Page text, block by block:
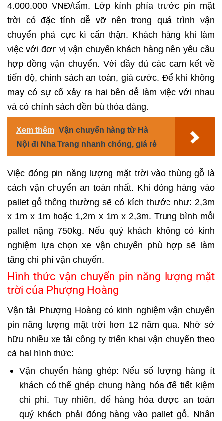
4.000.000 VNĐ/tấm. Lớp kính phía trước pin mặt
trời có đặc tính dễ vỡ nên trong quá trình vận
chuyển phải cực kì cẩn thận. Khách hàng khi làm
việc với đơn vị vận chuyển khách hàng nên yêu cầu
hợp đồng vận chuyển. Với đầy đủ các cam kết về
tiến độ, chính sách an toàn, giá cước. Để khi không
may có sự cố xảy ra hai bên dễ làm việc với nhau
và có chính sách đền bù thỏa đáng.
Xem thêm Vận chuyển hàng từ Hà
Nội đi Nha Trang nhanh chóng, giá rẻ
Việc đóng pin năng lượng mặt trời vào thùng gỗ là
cách vận chuyển an toàn nhất. Khi đóng hàng vào
pallet gỗ thông thường sẽ có kích thước như: 2,3m
x 1m x 1m hoặc 1,2m x 1m x 2,3m. Trung bình mỗi
pallet nặng 750kg. Nếu quý khách không có kinh
nghiệm lựa chọn xe vận chuyển phù hợp sẽ làm
tăng chi phí vận chuyển.
Hình thức vận chuyển pin năng lượng mặt
trời của Phượng Hoàng
Vận tải Phượng Hoàng có kinh nghiệm vận chuyển
pin năng lượng mặt trời hơn 12 năm qua. Nhờ sở
hữu nhiều xe tải công ty triển khai vận chuyển theo
cả hai hình thức:
Vận chuyển hàng ghép: Nếu số lượng hàng ít
khách có thể ghép chung hàng hóa để tiết kiệm
chi phi. Tuy nhiên, để hàng hóa được an toàn
quý khách phải đóng hàng vào pallet gỗ. Nhân